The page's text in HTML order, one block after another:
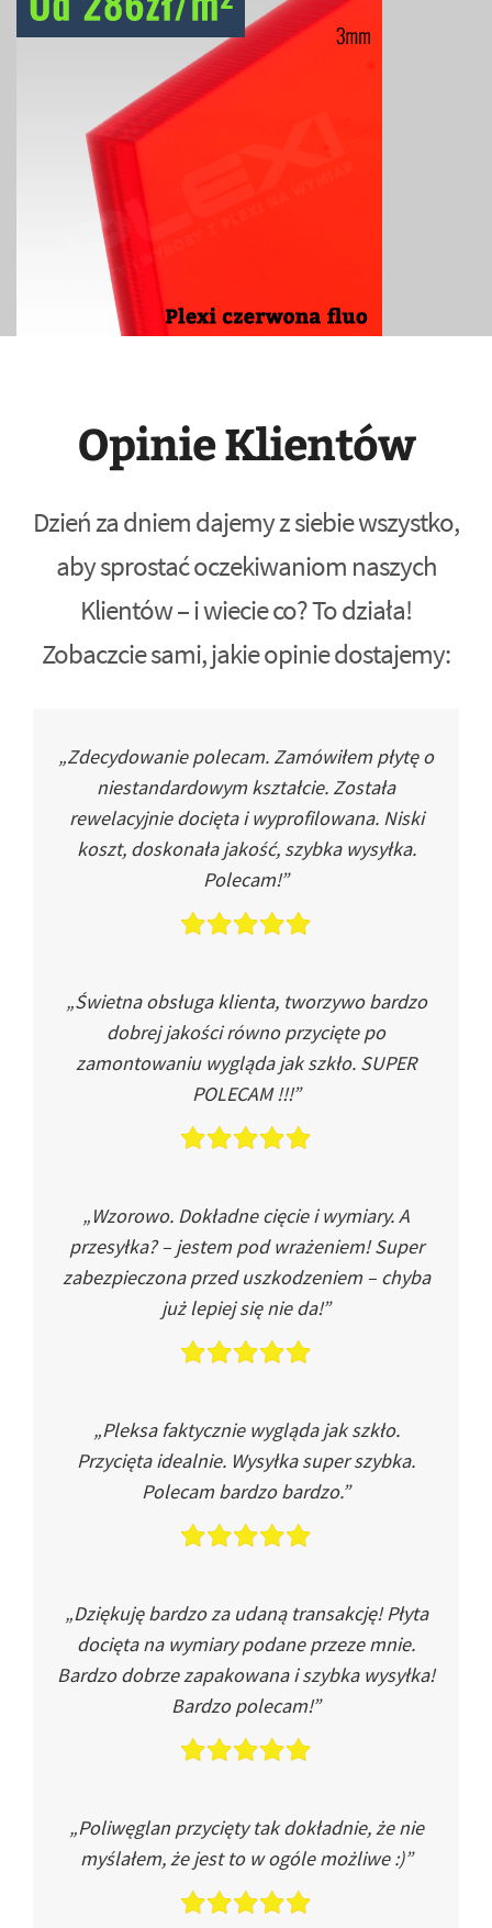
Opinie Klientów
Dzień za dniem dajemy z siebie wszystko,
aby sprostać oczekiwaniom naszych
Klientów – i wiecie co? To działa!
Zobaczcie sami, jakie opinie dostajemy:
„Zdecydowanie polecam. Zamówiłem płytę o
niestandardowym kształcie. Została
rewelacyjnie docięta i wyprofilowana. Niski
koszt, doskonała jakość, szybka wysyłka.
Polecam!”
„Świetna obsługa klienta, tworzywo bardzo
dobrej jakości równo przycięte po
zamontowaniu wygląda jak szkło. SUPER
POLECAM !!!”
„Wzorowo. Dokładne cięcie i wymiary. A
przesyłka? – jestem pod wrażeniem! Super
zabezpieczona przed uszkodzeniem – chyba
już lepiej się nie da!”
„Pleksa faktycznie wygląda jak szkło.
Przycięta idealnie. Wysyłka super szybka.
Polecam bardzo bardzo.”
„Dziękuję bardzo za udaną transakcję! Płyta
docięta na wymiary podane przeze mnie.
Bardzo dobrze zapakowana i szybka wysyłka!
Bardzo polecam!”
„Poliwęglan przycięty tak dokładnie, że nie
myślałem, że jest to w ogóle możliwe :)”